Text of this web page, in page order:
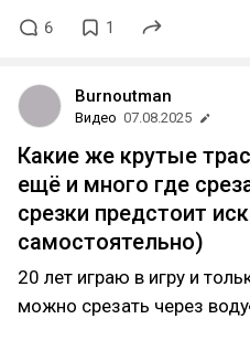
6 1
Burnoutman
Видео 07.08.2025
Какие же крутые
ещё и много где
срезки предстоит
самостоятельно)
20 лет играю в игру и
можно срезать через